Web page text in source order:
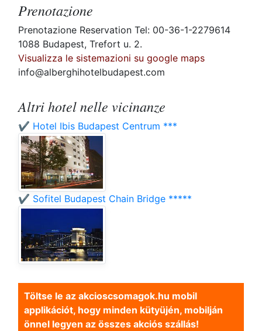
Prenotazione
Prenotazione Reservation Tel: 00-36-1-2279614
1088 Budapest, Trefort u. 2.
Visualizza le sistemazioni su google maps
info@alberghihotelbudapest.com
Altri hotel nelle vicinanze
✔️ Hotel Ibis Budapest Centrum ***
✔️ Sofitel Budapest Chain Bridge *****
Töltse le az akcioscsomagok.hu mobil
applikációt, hogy minden kütyüjén, mobilján
önnel legyen az összes akciós szállás!